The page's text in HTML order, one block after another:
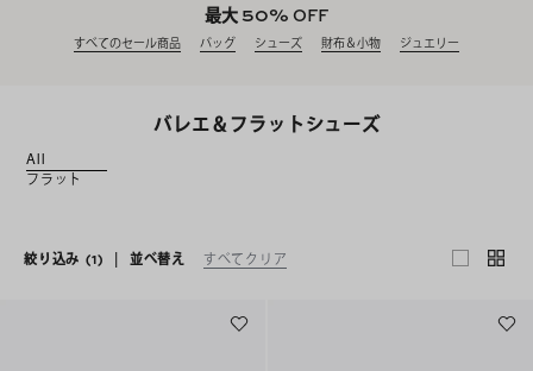
最大50% OFF
すべてのセール商品 バッグ シューズ 財布＆小物 ジュエリー
バレエ＆フラットシューズ
All
フラット
絞り込み (1) | 並べ替え すべてクリア